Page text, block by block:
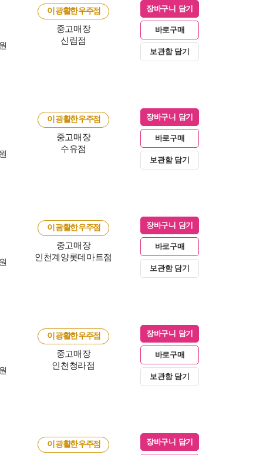
이 광활한 우주점
중고매장
신림점
장바구니 담기
바로구매
보관함 담기
이 광활한 우주점
중고매장
수유점
장바구니 담기
바로구매
보관함 담기
이 광활한 우주점
중고매장
인천계양롯데마트점
장바구니 담기
바로구매
보관함 담기
이 광활한 우주점
중고매장
인천청라점
장바구니 담기
바로구매
보관함 담기
이 광활한 우주점 장바구니 담기